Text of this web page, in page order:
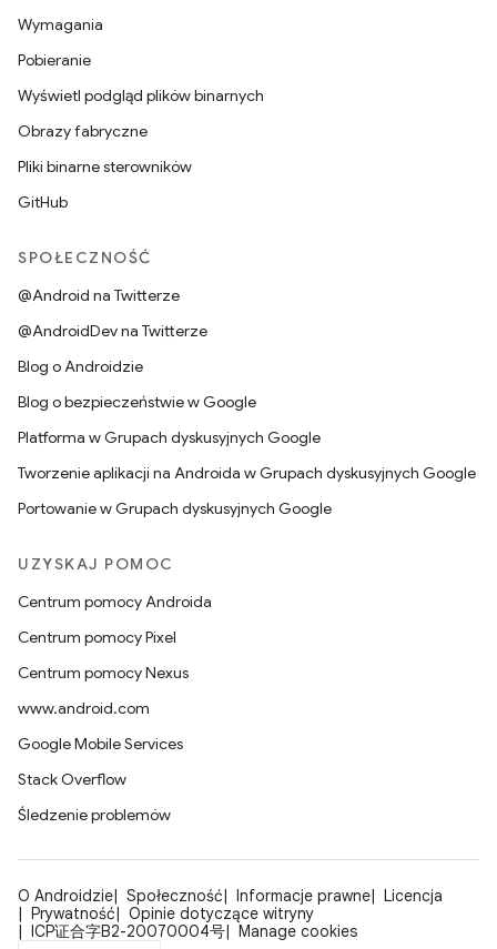
Wymagania
Pobieranie
Wyświetl podgląd plików binarnych
Obrazy fabryczne
Pliki binarne sterowników
GitHub
SPOŁECZNOŚĆ
@Android na Twitterze
@AndroidDev na Twitterze
Blog o Androidzie
Blog o bezpieczeństwie w Google
Platforma w Grupach dyskusyjnych Google
Tworzenie aplikacji na Androida w Grupach dyskusyjnych Google
Portowanie w Grupach dyskusyjnych Google
UZYSKAJ POMOC
Centrum pomocy Androida
Centrum pomocy Pixel
Centrum pomocy Nexus
www.android.com
Google Mobile Services
Stack Overflow
Śledzenie problemów
O Androidzie Społeczność Informacje prawne
Licencja
Prywatność
Opinie dotyczące witryny
ICP证合字B2-20070004号
Manage cookies